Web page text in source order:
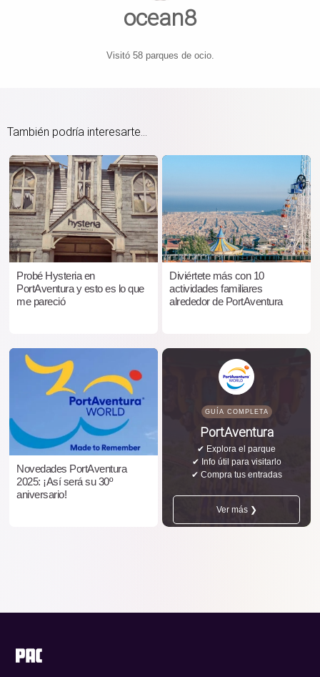
ocean8
Visitó 58 parques de ocio.
También podría interesarte...
Probé Hysteria en
PortAventura y esto es lo que
me pareció
Diviértete más con 10
actividades familiares
alrededor de PortAventura
Novedades PortAventura
2025: ¡Así será su 30º
aniversario!
GUÍA COMPLETA
PortAventura
✔ Explora el parque
✔ Info útil para visitarlo
✔ Compra tus entradas
Ver más ❯